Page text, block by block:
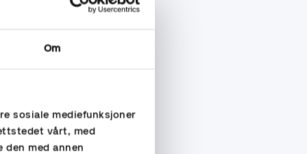
Om
sosiale mediefunksjoner
vårt, med
med annen